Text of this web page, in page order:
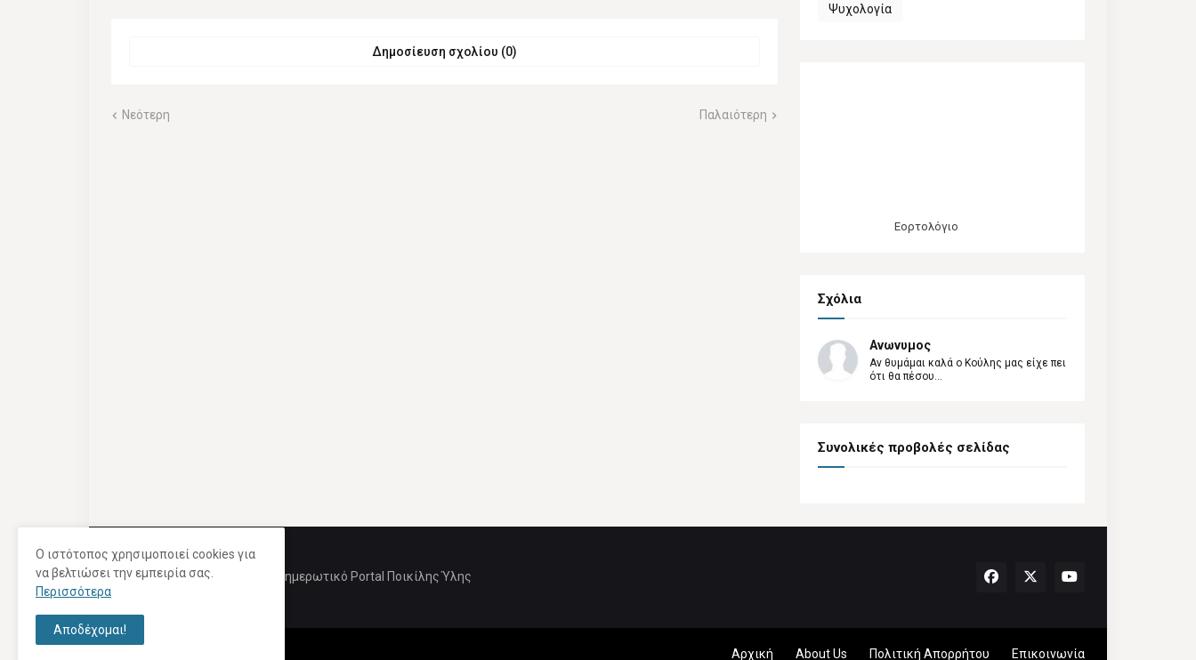
Δημοσίευση σχολίου (0)
Νεότερη Παλαιότερη
Ψυχολογία
Εορτολόγιο
Σχόλια
Ανωνυμος
Αν θυμάμαι καλά ο Κούλης μας είχε πει
ότι θα πέσου...
Συνολικές προβολές σελίδας
Ενημερωτικό Portal Ποικίλης Ύλης
Αρχική About Us Πολιτική Απορρήτου Επικοινωνία
Ο ιστότοπος χρησιμοποιεί cookies για
να βελτιώσει την εμπειρία σας.
Περισσότερα
Αποδέχομαι!